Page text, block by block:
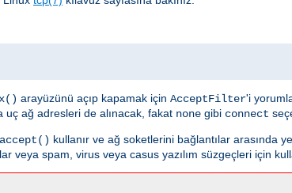
arayüzünü açıp kapamak için AcceptFilter'i
uç ağ adresleri de alınacak, fakat none gibi connect
accept() kullanır ve ağ soketlerini bağlantılar arasında
veya spam, virus veya casus yazılım süzgeçleri için